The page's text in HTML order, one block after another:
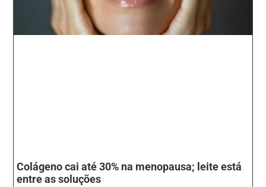
Colágeno cai até 30% na menopausa; leite está
entre as soluções